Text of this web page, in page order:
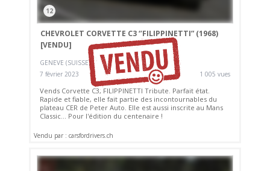
12
CHEVROLET CORVETTE C3 ‘’FILIPPINETTI” (1968)
[VENDU]
GENEVE (SUISSE)
7 février 2023
1 005 vues
Vends Corvette C3, FILIPPINETTI Tribute. Parfait état.
Rapide et fiable, elle fait partie des incontournables du
plateau CER de Peter Auto. Elle est aussi inscrite au Mans
Classic... Pour l'édition du centenaire !
Vendu par : carsfordrivers.ch